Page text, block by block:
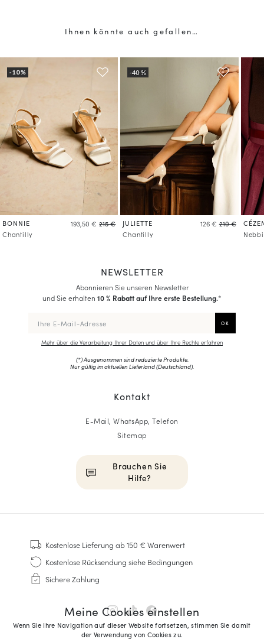
Ihnen könnte auch gefallen…
BONNIE 193,50 € 215 €
Chantilly
JULIETTE 126 € 210 €
Chantilly
Meine Cookies einstellen
Wenn Sie Ihre Navigation auf dieser Website fortsetzen, stimmen Sie damit
der Verwendung von Cookies zu.
NEWSLETTER
Abonnieren Sie unseren Newsletter
und Sie erhalten 10 % Rabatt auf Ihre erste Bestellung.*
Mehr über die Verarbeitung Ihrer Daten und über Ihre Rechte erfahren
(*) Ausgenommen sind reduzierte Produkte.
Nur gültig im aktuellen Lieferland (Deutschland).
Kontakt
E-Mail, WhatsApp, Telefon
Sitemap
Brauchen Sie
Hilfe?
Sneakers
Goodyear genäht
Derbys & Richelieu
Richelieu-Herrenschuhe
Sandalen & Espadrilles
Business Taschen
Kostenlose Lieferung ab 150 € Warenwert
Kostenlose Rücksendung siehe Bedingungen
Sichere Zahlung